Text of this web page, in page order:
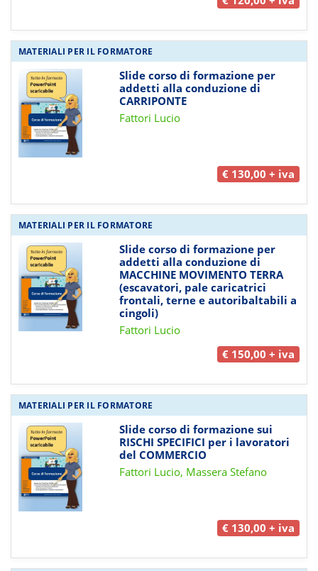
MATERIALI PER IL FORMATORE
Slide corso di formazione per
addetti alla conduzione di
CARRIPONTE
Fattori Lucio
€ 130,00 + iva
MATERIALI PER IL FORMATORE
Slide corso di formazione per
addetti alla conduzione di
MACCHINE MOVIMENTO TERRA
(escavatori, pale caricatrici
frontali, terne e autoribaltabili a
cingoli)
Fattori Lucio
€ 150,00 + iva
MATERIALI PER IL FORMATORE
Slide corso di formazione sui
RISCHI SPECIFICI per i lavoratori
del COMMERCIO
Fattori Lucio, Massera Stefano
€ 130,00 + iva